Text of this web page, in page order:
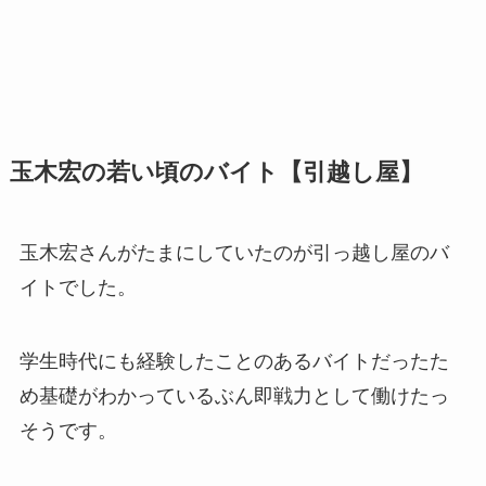
玉木宏の若い頃のバイト【引越し屋】
玉木宏さんがたまにしていたのが引っ越し屋のバ
イトでした。
学生時代にも経験したことのあるバイトだったた
め基礎がわかっているぶん即戦力として働けたっ
そうです。